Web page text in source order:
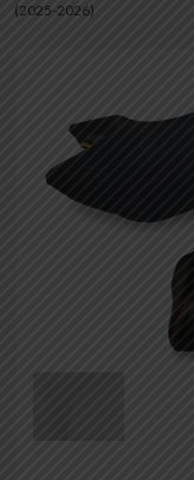
(2025-2026)